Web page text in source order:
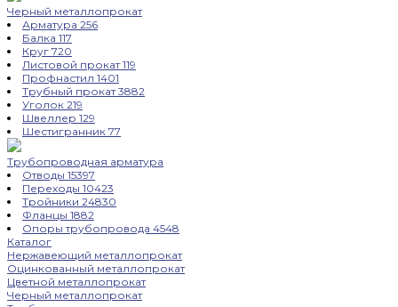
Черный металлопрокат
Арматура 256
Балка 117
Круг 720
Листовой прокат119
Профнастил 1401
Трубный прокат3882
Уголок 219
Швеллер 129
Шестигранник 77
Трубопроводная арматура
Отводы 15397
Переходы 10423
Тройники 24830
Фланцы 1882
Опоры трубопровода 4548
Каталог
Нержавеющий металлопрокат
Оцинкованный металлопрокат
Цветной металлопрокат
Черный металлопрокат